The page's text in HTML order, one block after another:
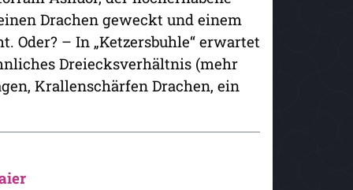
Drachen geweckt und einem
Oder? – In „Ketzersbuhle“ erwartet
Dreiecksverhältnis (mehr
Krallenschärfen Drachen, ein